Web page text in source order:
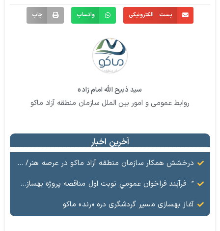
پست الکترونیکی واتساپ چاپ
سید ذبیح الله امام زاده
روابط عمومی و امور بین الملل سازمان منطقه آزاد ماکو
آخرین اخبار
درخشش همکار سازمان منطقه آزاد ماکو در عرصه هنر/ مستند تاریخی «زری خانم» به کارگردانی احد عبادی رونمایی شد
” فرآيند فراخوان عمومي نوبت اول مناقصه پروژه بهسازي و آسفالت راه و پاركينگ مجموعه آب درماني شهرستان شوط منطقه آزاد ماكو “
آغاز بهسازی مسیر گردشگری دره «رند» ماکو